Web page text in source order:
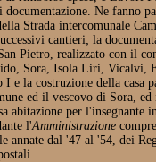
documentazione. Ne fanno
Strada intercomunale
cantieri; la
Pietro, realizzato con il
Sora, Isola Liri, Vicalvi,
I e la costruzione della casa
ed il vescovo di Sora, ed
abitazione per l'insegnante
l'Amministrazione
annate dal '47 al '54, dei